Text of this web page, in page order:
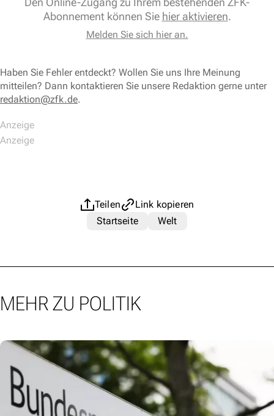
Abonnement können Sie hier aktivieren.
Melden Sie sich hier an.
Haben Sie Fehler entdeckt? Wollen Sie uns Ihre Meinung
mitteilen? Dann kontaktieren Sie unsere Redaktion gerne unter
redaktion@zfk.de.
Teilen
Link kopieren
Startseite
Welt
MEHR ZU POLITIK